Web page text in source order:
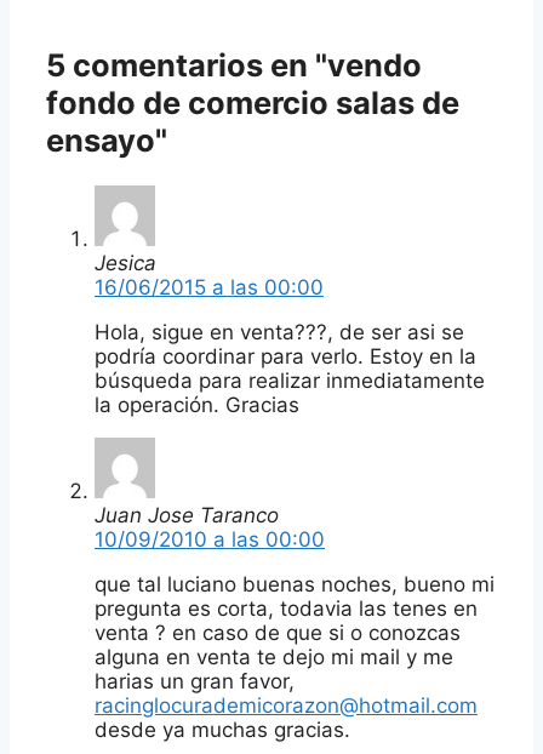
5 comentarios en "vendo
fondo de comercio salas de
ensayo"
Jesica
16/06/2015 a las 00:00
Hola, sigue en venta???, de ser asi se
podría coordinar para verlo. Estoy en la
búsqueda para realizar inmediatamente
la operación. Gracias
Juan Jose Taranco
10/09/2010 a las 00:00
que tal luciano buenas noches, bueno mi
pregunta es corta, todavia las tenes en
venta ? en caso de que si o conozcas
alguna en venta te dejo mi mail y me
harias un gran favor,
racinglocurademicorazon@hotmail.com
desde ya muchas gracias.